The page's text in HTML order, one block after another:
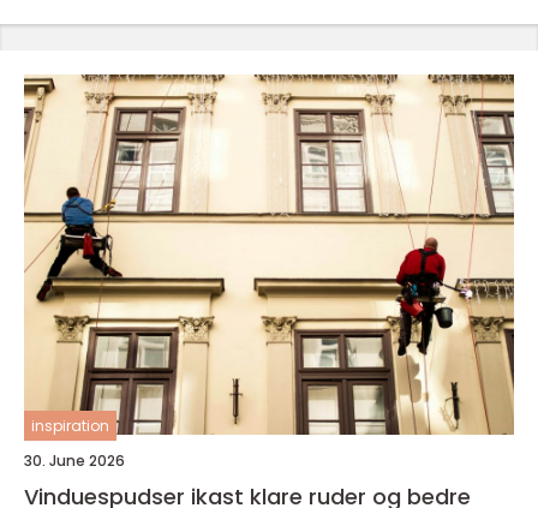
inspiration
30. June 2026
Vinduespudser ikast klare ruder og bedre